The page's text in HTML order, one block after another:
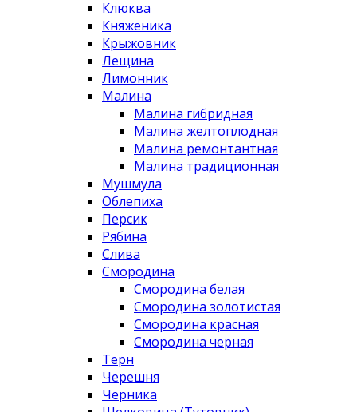
Клюква
Княженика
Крыжовник
Лещина
Лимонник
Малина
Малина гибридная
Малина желтоплодная
Малина ремонтантная
Малина традиционная
Мушмула
Облепиха
Персик
Рябина
Слива
Смородина
Смородина белая
Смородина золотистая
Смородина красная
Смородина черная
Терн
Черешня
Черника